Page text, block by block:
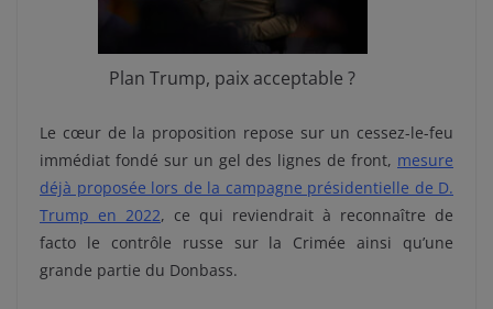
Plan Trump, paix acceptable ?
Le cœur de la proposition repose sur un cessez-le-feu
immédiat fondé sur un gel des lignes de front, mesure
déjà proposée lors de la campagne présidentielle de D.
Trump en 2022, ce qui reviendrait à reconnaître de
facto le contrôle russe sur la Crimée ainsi qu’une
grande partie du Donbass.